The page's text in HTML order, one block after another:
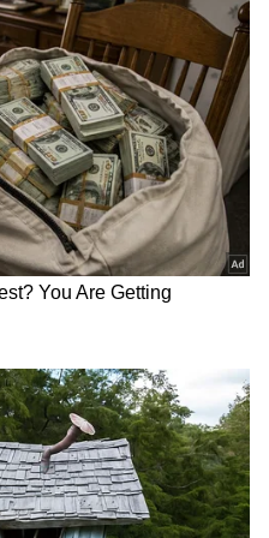
ಆಕ್ಟಿವ್ ಆಗಿರುವ
ಒಂದು ರೀತಿಯ
ಮಾಡುತ್ತಿರುತ್ತಾರೆ.
ಕಾಣಿಸಿಕೊಳ್ಳುವ ನಟಿ
ಕಚಗುಳಿ ಇಡುವಂತಹ
ಕಾಣಿಸುತ್ತಿದ್ದಾರೆ.